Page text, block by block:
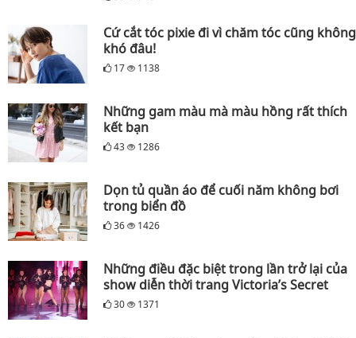
Cứ cắt tóc pixie đi vì chăm tóc cũng không
khó đâu!
17 1138
Những gam màu mà màu hồng rất thích
kết bạn
43 1286
Dọn tủ quần áo để cuối năm không bơi
trong biển đồ
36 1426
Những điều đặc biệt trong lần trở lại của
show diễn thời trang Victoria’s Secret
30 1371